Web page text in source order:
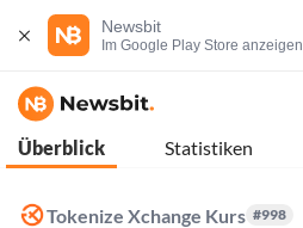
Newsbit
Im Google Play Store anzeigen
Überblick Statistiken
Tokenize Xchange Kurs #998